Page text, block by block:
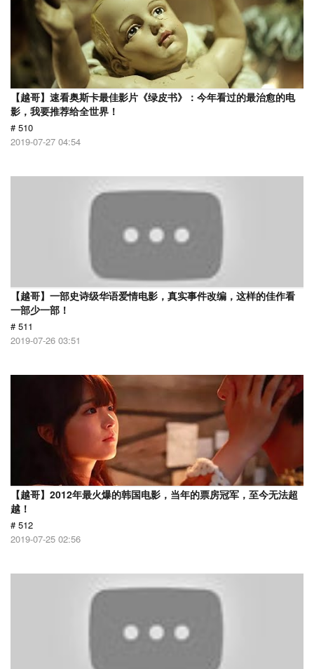
【越哥】速看奥斯卡最佳影片《绿皮书》：今年看过的最治愈的电
影，我要推荐给全世界！
# 510
2019-07-27 04:54
【越哥】一部史诗级华语爱情电影，真实事件改编，这样的佳作看
一部少一部！
# 511
2019-07-26 03:51
【越哥】2012年最火爆的韩国电影，当年的票房冠军，至今无法超
越！
# 512
2019-07-25 02:56